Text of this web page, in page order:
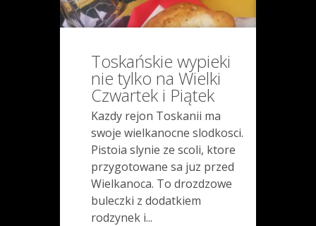
Toskańskie wypieki
nie tylko na Wielki
Czwartek i Piątek
Kazdy rejon Toskanii ma
swoje wielkanocne slodkosci.
Pistoia slynie ze scoli, ktore
przygotowane sa juz przed
Wielkanoca. To drozdzowe
buleczki z dodatkiem
rodzynek i...